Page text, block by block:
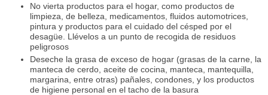
No vierta productos para el hogar, como productos de
limpieza, de belleza, medicamentos, fluidos automotrices,
pintura y productos para el cuidado del césped por el
desagüe. Llévelos a un punto de recogida de residuos
peligrosos
Deseche la grasa de exceso de hogar (grasas de la carne, la
manteca de cerdo, aceite de cocina, manteca, mantequilla,
margarina, entre otras) pañales, condones, y los productos
de higiene personal en el tacho de la basura